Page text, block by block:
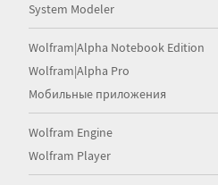
System Modeler
Wolfram|Alpha Notebook Edition
Wolfram|Alpha Pro
Мобильные приложения
Wolfram Engine
Wolfram Player